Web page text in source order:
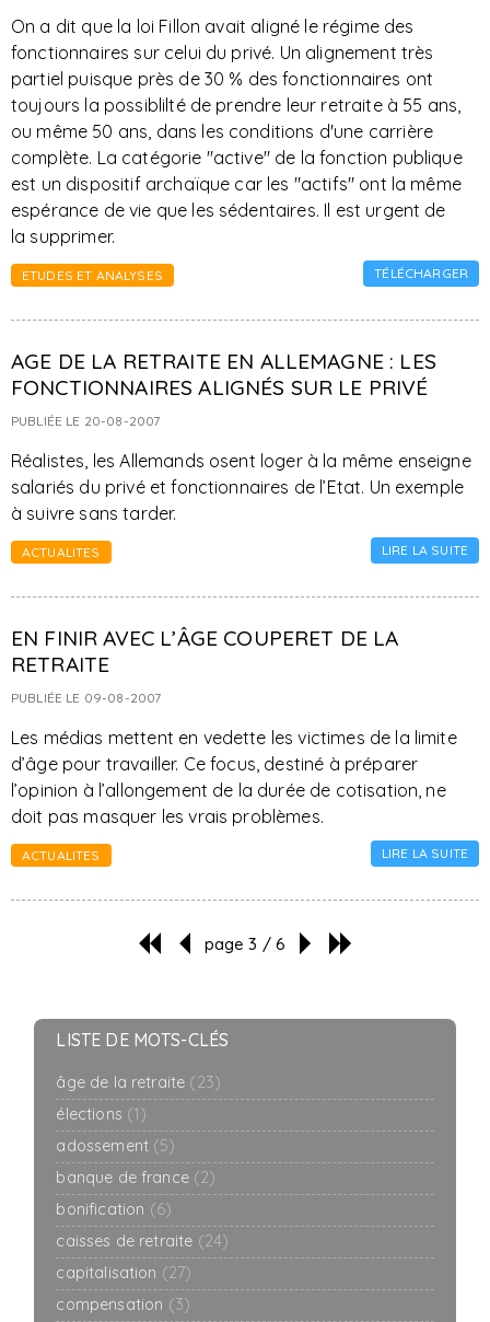
On a dit que la loi Fillon avait aligné le régime des
fonctionnaires sur celui du privé. Un alignement très
partiel puisque près de 30 % des fonctionnaires ont
toujours la possiblilté de prendre leur retraite à 55 ans,
ou même 50 ans, dans les conditions d'une carrière
complète. La catégorie "active" de la fonction publique
est un dispositif archaïque car les "actifs" ont la même
espérance de vie que les sédentaires. Il est urgent de
la supprimer.
ETUDES ET ANALYSES TÉLÉCHARGER
AGE DE LA RETRAITE EN ALLEMAGNE : LES
FONCTIONNAIRES ALIGNÉS SUR LE PRIVÉ
PUBLIÉE LE 20-08-2007
Réalistes, les Allemands osent loger à la même enseigne
salariés du privé et fonctionnaires de l’Etat. Un exemple
à suivre sans tarder.
ACTUALITES LIRE LA SUITE
EN FINIR AVEC L’ÂGE COUPERET DE LA
RETRAITE
PUBLIÉE LE 09-08-2007
Les médias mettent en vedette les victimes de la limite
d’âge pour travailler. Ce focus, destiné à préparer
l’opinion à l’allongement de la durée de cotisation, ne
doit pas masquer les vrais problèmes.
ACTUALITES LIRE LA SUITE
page 3 / 6
LISTE DE MOTS-CLÉS
âge de la retraite (23)
élections (1)
adossement (5)
banque de france (2)
bonification (6)
caisses de retraite (24)
capitalisation (27)
compensation (3)